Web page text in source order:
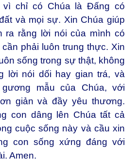
vì chỉ có Chúa là Đấng có
và mọi sự. Xin Chúa giúp
ra rằng lời nói của mình có
phải luôn trung thực. Xin
sống trong sự thật, không
lời nói dối hay gian trá, và
mẫu của Chúa, với
giản và đầy yêu thương.
con dâng lên Chúa tất cả
cuộc sống này và cầu xin
con sống xứng đáng với
Amen.